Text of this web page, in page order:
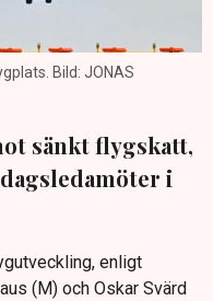
Bild: JONAS
sänkt flygskatt,
i
enligt
(M) och Oskar Svärd